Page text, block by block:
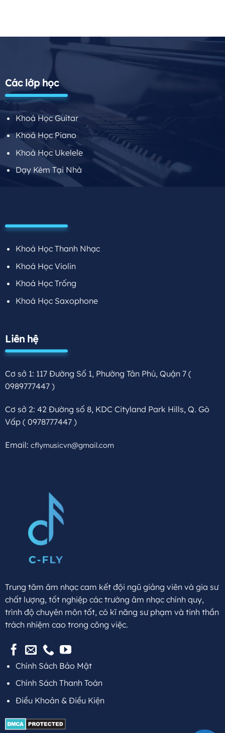
Các lớp học
Khoá Học Guitar
Khoá Học Piano
Khoá Học Ukelele
Dạy Kèm Tại Nhà
Khoá Học Thanh Nhạc
Khoá Học Violin
Khoá Học Trống
Khoá Học Saxophone
Liên hệ
Cơ sở 1: 117 Đường Số 1, Phường Tân Phú, Quận 7 (
0989777447 )
Cơ sở 2: 42 Đường số 8, KDC Cityland Park Hills, Q. Gò
Vấp( 0978777447 )
Email: cflymusicvn@gmail.com
Trung tâm âm nhạc cam kết đội ngũ giảng viên và gia sư
chất lượng, tốt nghiệp các trường âm nhạc chính quy,
trình độ chuyên môn tốt, có kĩ năng sư phạm và tinh thần
trách nhiệm cao trong công việc.
Chính Sách Bảo Mật
Chính Sách Thanh Toán
Điều Khoản & Điều Kiện